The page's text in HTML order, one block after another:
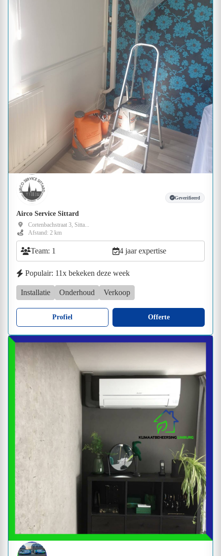
Geverifieerd
Airco Service Sittard
Cortenbachstraat 3, Sitta...
Afstand: 2 km
Team: 1 4 jaar expertise
Populair: 11x bekeken deze week
Installatie Onderhoud Verkoop
Profiel Offerte